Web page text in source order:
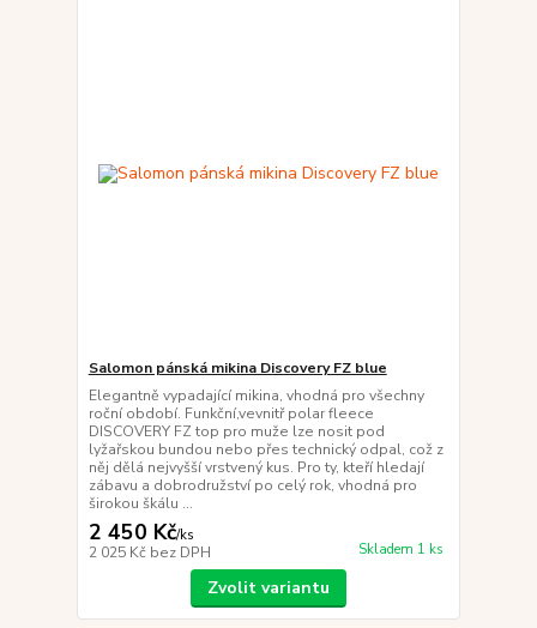
Salomon pánská mikina Discovery FZ blue
Elegantně vypadající mikina, vhodná pro všechny
roční období. Funkční,vevnitř polar fleece
DISCOVERY FZ top pro muže lze nosit pod
lyžařskou bundou nebo přes technický odpal, což z
něj dělá nejvyšší vrstvený kus. Pro ty, kteří hledají
zábavu a dobrodružství po celý rok, vhodná pro
širokou škálu ...
2 450 Kč/ks
2 025 Kč bez DPH Skladem 1 ks
Zvolit variantu